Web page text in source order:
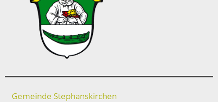
Gemeinde Stephanskirchen